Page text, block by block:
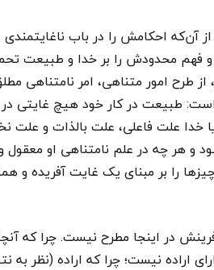
آن‌که احکامش را در باب
فهم محدودش را بر خدا و طبیعت
از طرح امور متناهی، امر نامتناهی
طبیعت در کار خود هیچ غایتی
هر چه در علم نامتناهی او معقول و
را بر مبنای یک غایت آفریده و
در اینجا مطرح نیست. چرا که